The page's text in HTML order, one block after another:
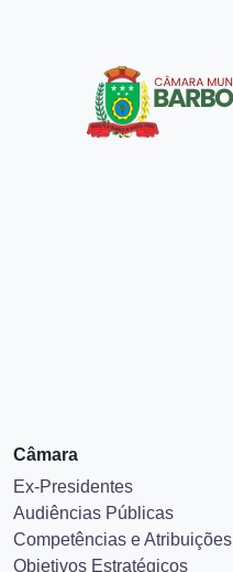
Câmara
Ex-Presidentes
Audiências Públicas
Competências e Atribuições
Objetivos Estratégicos